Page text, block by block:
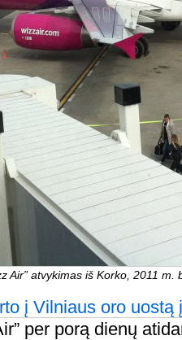
Air” atvykimas iš Korko, 2011 m.
į Vilniaus oro uostą
per porą dienų